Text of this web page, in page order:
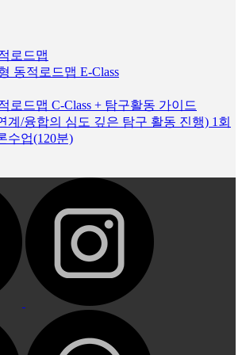
로드맵
동적로드맵 E-Class
로드맵 C-Class + 탐구활동 가이드
계/융합의 심도 깊은 탐구 활동 진행) 1회
수업(120분)